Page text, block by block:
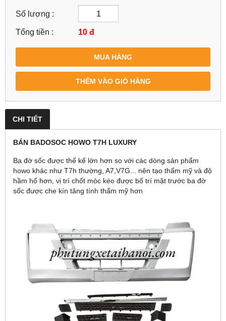
Số lượng :
Tổng tiền : 10 đ
MUA HÀNG
THÊM VÀO GIỎ HÀNG
CHI TIẾT
BÁN BADOSOC HOWO T7H LUXURY
Ba đờ sốc được thế kế lớn hơn so với các dòng sản phẩm
howo khác như T7h thường, A7,V7G... nên tạo thẩm mỹ và độ
hầm hố hơn, vị trí chốt móc kéo được bố trí mặt trước ba đờ
sốc được che kín tăng tính thẩm mỹ hơn